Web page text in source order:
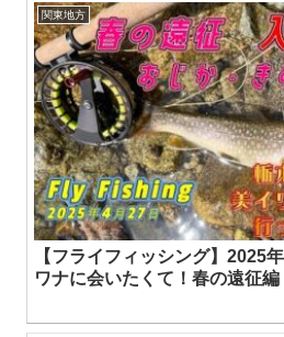
関東地方
【フライフィッシング】2025
ワナに会いたくて！春の遠征編